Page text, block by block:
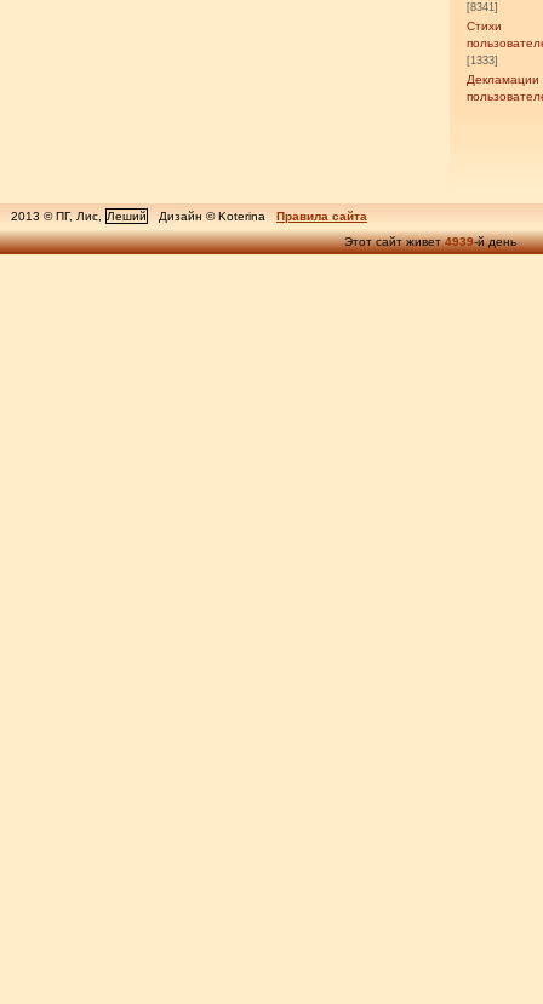
[8341]
Стихи
[1333]
Декламации
2013 © ПГ, Лис, Леший Дизайн © Koterina
Правила сайта
Этот сайт живет4939-й день